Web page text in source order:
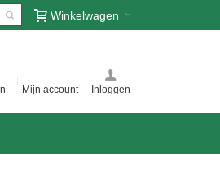
Winkelwagen
Mijn account Inloggen